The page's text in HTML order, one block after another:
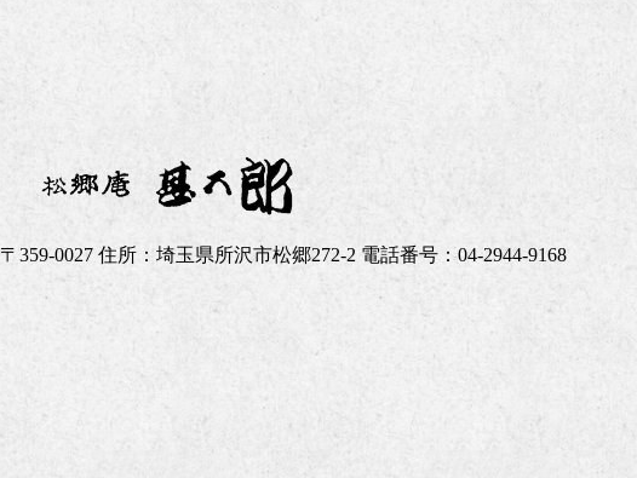
〒359-0027 住所：埼玉県所沢市松郷272-2 電話番号：04-2944-9168